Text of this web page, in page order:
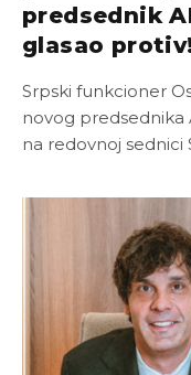
predsednik
glasao
Srpski funkcioner
novog
na redovnoj